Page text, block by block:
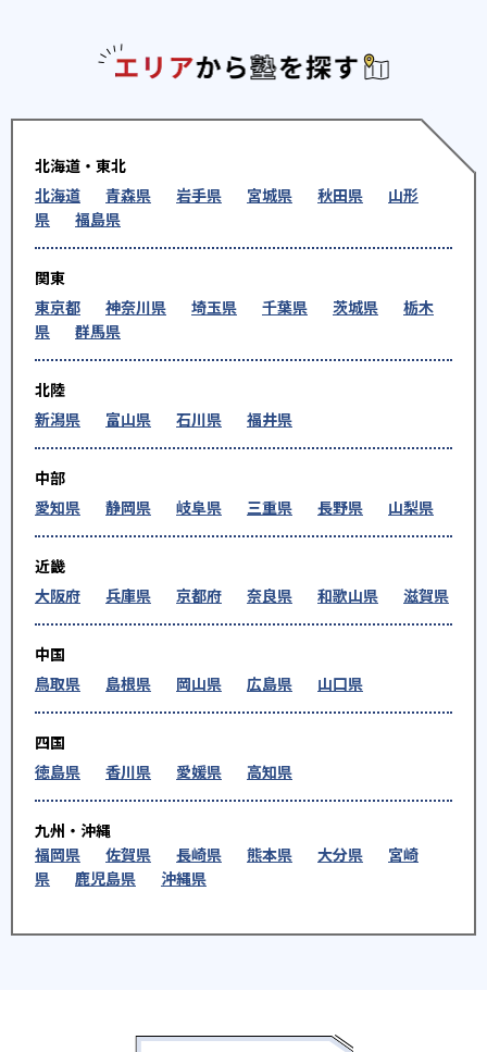
北海道・東北
北海道
青森県 岩手県 宮城県 秋田県
山形
県
福島県
関東
東京都
神奈川県 埼玉県 千葉県 茨城県
栃木
県
群馬県
北陸
新潟県
富山県 石川県 福井県
中部
愛知県
静岡県 岐阜県 三重県 長野県 山梨県
近畿
大阪府
兵庫県 京都府 奈良県 和歌山県 滋賀県
中国
鳥取県
島根県 岡山県 広島県 山口県
四国
徳島県
香川県 愛媛県 高知県
九州・沖縄
福岡県
佐賀県 長崎県 熊本県 大分県
宮崎
県
鹿児島県 沖縄県